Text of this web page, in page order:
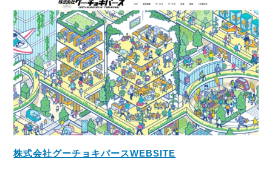
株式会社グーチョキパースWEBSITE